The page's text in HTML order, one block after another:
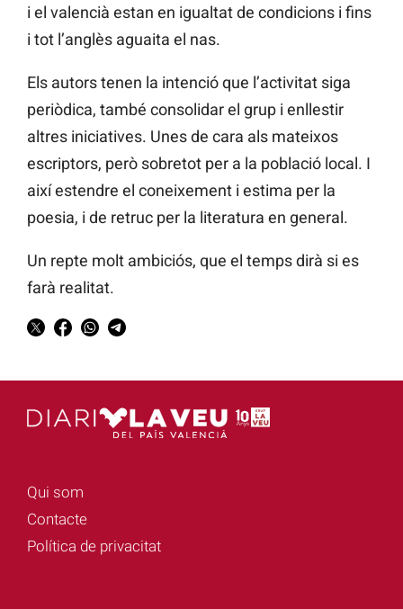
i el valencià estan en igualtat de condicions i fins
i tot l’anglès aguaita el nas.
Els autors tenen la intenció que l’activitat siga
periòdica, també consolidar el grup i enllestir
altres iniciatives. Unes de cara als mateixos
escriptors, però sobretot per a la població local. I
així estendre el coneixement i estima per la
poesia, i de retruc per la literatura en general.
Un repte molt ambiciós, que el temps dirà si es
farà realitat.
Qui som
Contacte
Política de privacitat